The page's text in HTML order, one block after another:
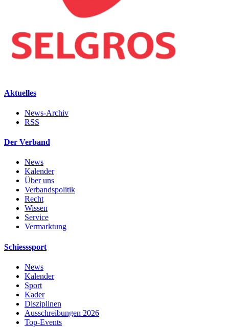
Aktuelles
News-Archiv
RSS
Der Verband
News
Kalender
Über uns
Verbandspolitik
Recht
Wissen
Service
Vermarktung
Schiesssport
News
Kalender
Sport
Kader
Disziplinen
Ausschreibungen 2026
Top-Events